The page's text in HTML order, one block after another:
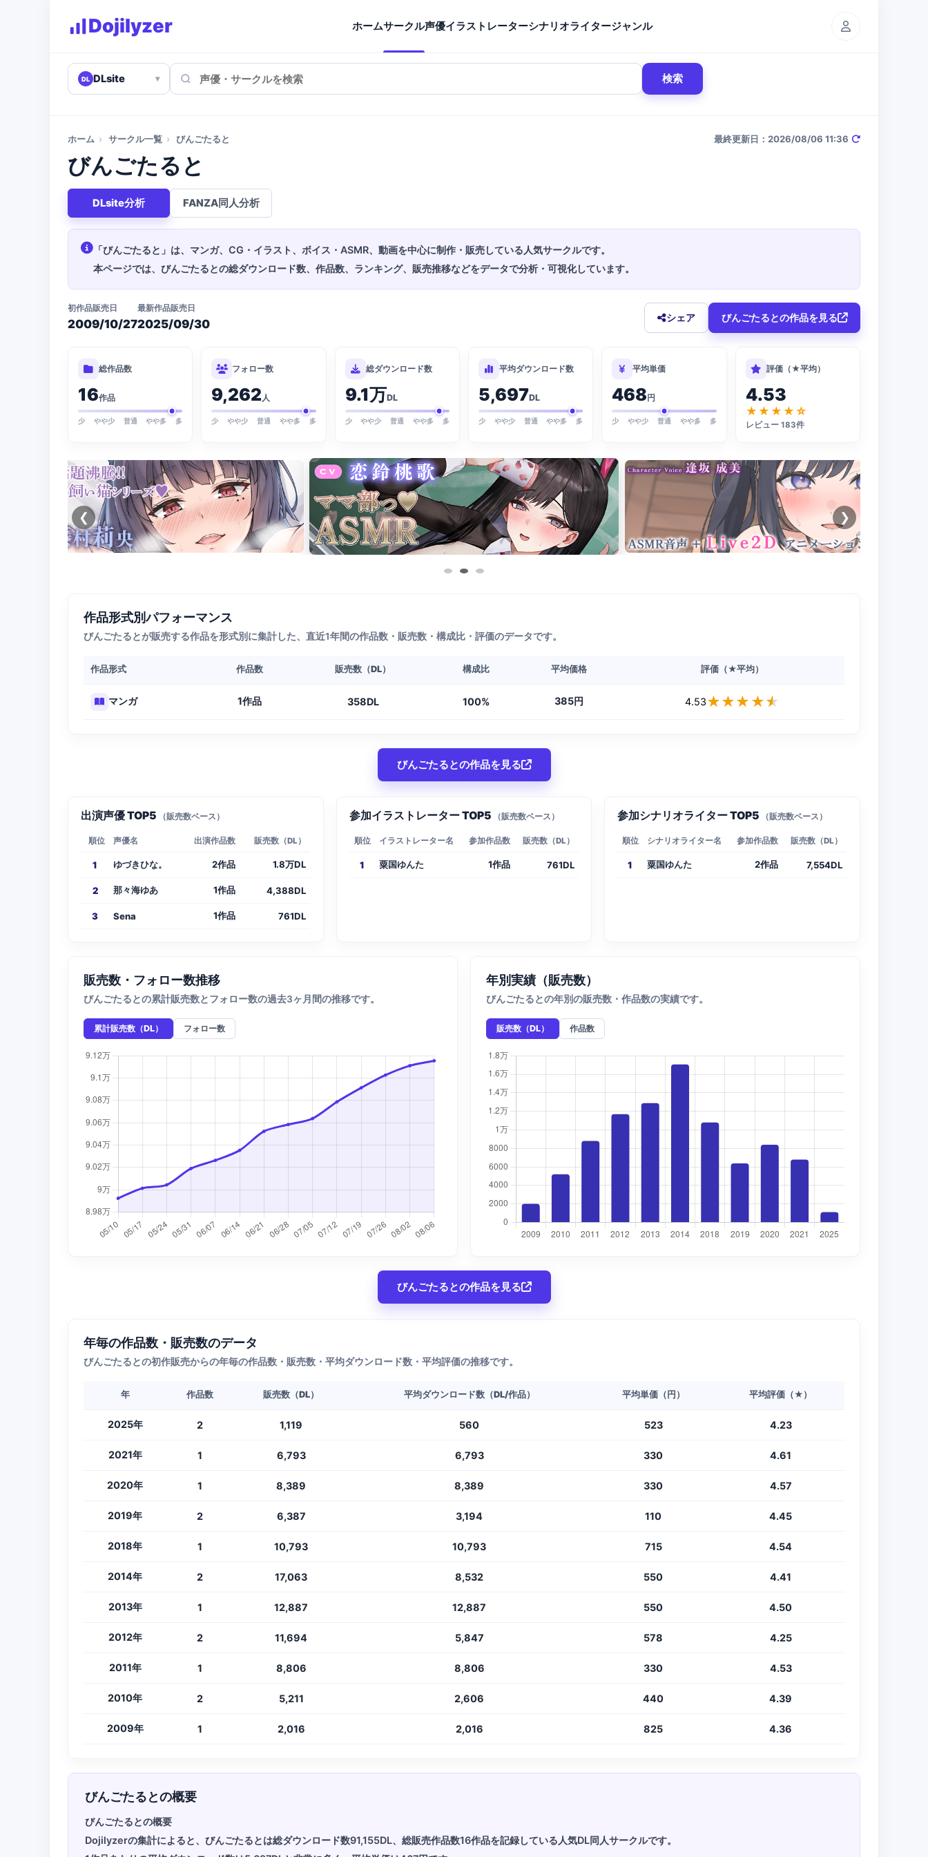
Dojilyzer ホームサークル声優イラストレーターシナリオライタージャンル
DL DLsite ▾ 検索
ホーム › サークル一覧 › びんごたると 最終更新日：2026/08/06 11:36
びんごたると
DLsite分析 FANZA同人分析
「びんごたると」は、マンガ、CG・イラスト、ボイス・ASMR、動画を中心に制作・販売している人気サークルです。
本ページでは、びんごたるとの総ダウンロード数、作品数、ランキング、販売推移などをデータで分析・可視化しています。
初作品販売日
2009/10/27
最新作品販売日
2025/09/30 シェア びんごたるとの作品を見る
総作品数
16作品
少 やや少 普通 やや多 多
フォロー数
9,262人
少 やや少 普通 やや多 多
総ダウンロード数
9.1万DL
少 やや少 普通 やや多 多
平均ダウンロード数
5,697DL
少 やや少 普通 やや多 多
平均単価
468円
少 やや少 普通 やや多 多
評価（★平均）
4.53
★★★★☆
レビュー 183件
❮ ❯
作品形式別パフォーマンス
びんごたるとが販売する作品を形式別に集計した、直近1年間の作品数・販売数・構成比・評価のデータです。
作品形式 作品数 販売数（DL） 構成比 平均価格 評価（★平均）
マンガ 1作品 358DL 100% 385円 4.53★★★★★
★★★★★
びんごたるとの作品を見る
出演声優 TOP5 （販売数ベース）
順位 声優名 出演作品数 販売数（DL）
1 ゆづきひな。 2作品 1.8万DL
2 那々海ゆあ 1作品 4,388DL
3 Sena 1作品 761DL
参加イラストレーター TOP5 （販売数ベース）
順位 イラストレーター名 参加作品数 販売数（DL）
1 粟国ゆんた 1作品 761DL
参加シナリオライター TOP5 （販売数ベース）
順位 シナリオライター名 参加作品数 販売数（DL）
1 粟国ゆんた 2作品 7,554DL
販売数・フォロー数推移
びんごたるとの累計販売数とフォロー数の過去3ヶ月間の推移です。
累計販売数（DL） フォロー数
年別実績（販売数）
びんごたるとの年別の販売数・作品数の実績です。
販売数（DL） 作品数
びんごたるとの作品を見る
年毎の作品数・販売数のデータ
びんごたるとの初作販売からの年毎の作品数・販売数・平均ダウンロード数・平均評価の推移です。
年 作品数 販売数（DL） 平均ダウンロード数（DL/作品） 平均単価（円） 平均評価（★）
2025年 2 1,119 560 523 4.23
2021年 1 6,793 6,793 330 4.61
2020年 1 8,389 8,389 330 4.57
2019年 2 6,387 3,194 110 4.45
2018年 1 10,793 10,793 715 4.54
2014年 2 17,063 8,532 550 4.41
2013年 1 12,887 12,887 550 4.50
2012年 2 11,694 5,847 578 4.25
2011年 1 8,806 8,806 330 4.53
2010年 2 5,211 2,606 440 4.39
2009年 1 2,016 2,016 825 4.36
びんごたるとの概要
びんごたるとの概要
Dojilyzerの集計によると、びんごたるとは総ダウンロード数91,155DL、総販売作品数16作品を記録している人気DL同人サークルです。